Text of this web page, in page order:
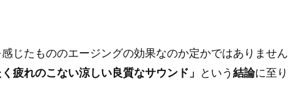
じたもののエージングの効果なのか定かではありません
疲れのこない涼しい良質なサウンド」 という 結論に至り